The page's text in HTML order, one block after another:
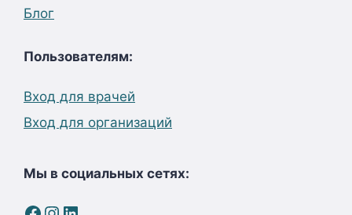
Блог
Пользователям:
Вход для врачей
Вход для организаций
Мы в социальных сетях: